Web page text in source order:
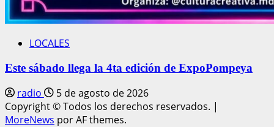
LOCALES
Este sábado llega la 4ta edición de ExpoPompeya
radio
5 de agosto de 2026
Copyright © Todos los derechos reservados. |
MoreNews por AF themes.